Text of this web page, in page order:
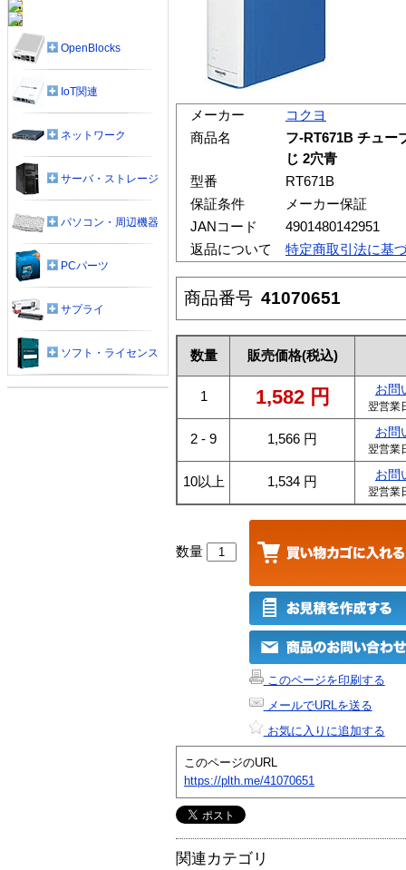
メーカー
コクヨ
商品名
フ-RT671B チュー
じ 2穴青
型番
RT671B
保証条件
メーカー保証
JANコード
4901480142951
返品について
特定商取引法に基
商品番号 41070651
数量 販売価格(税込)
1 1,582 円 お問
翌営業
2 - 9 1,566 円 お問
翌営業
10以上 1,534 円 お問
翌営業
数量
このページを印刷する
メールでURLを送る
お気に入りに追加する
このページのURL
https://plth.me/41070651
関連カテゴリ
OpenBlocks
IoT関連
ネットワーク
サーバ・ストレージ
パソコン・周辺機器
PCパーツ
サプライ
ソフト・ライセンス